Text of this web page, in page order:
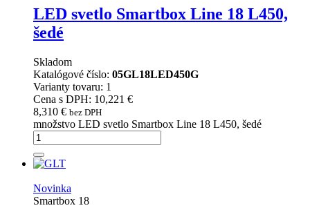
LED svetlo Smartbox Line 18 L450,
šedé
Skladom
Katalógové číslo: 05GL18LED450G
Varianty tovaru: 1
Cena s DPH: 10,221 €
8,310 € bez DPH
množstvo LED svetlo Smartbox Line 18 L450, šedé
Novinka
Smartbox 18